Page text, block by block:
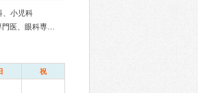
、小児科
祝